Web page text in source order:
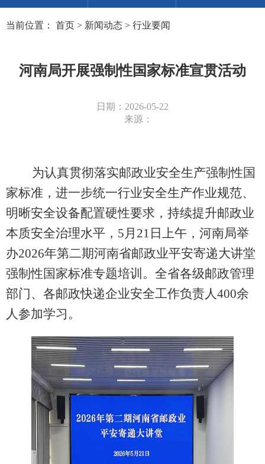
当前位置： 首页 > 新闻动态 > 行业要闻
河南局开展强制性国家标准宣贯活动
日期：2026-05-22
来源：
为认真贯彻落实邮政业安全生产强制性国
家标准，进一步统一行业安全生产作业规范、
明晰安全设备配置硬性要求，持续提升邮政业
本质安全治理水平， 5月21日上午，河南局举
办2026年第二期河南省邮政业平安寄递大讲堂
强制性国家标准专题培训。 全省各级邮政管理
部门 、 各邮政快递企业安全工作负责人400余
人参加学习。